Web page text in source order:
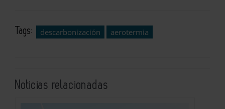
Tags: descarbonización aerotermia
Noticias relacionadas